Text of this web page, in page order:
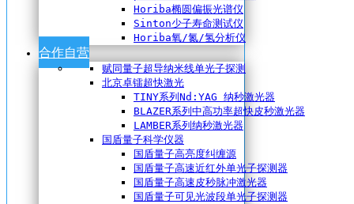
Horiba椭圆偏振光谱仪
Sinton少子寿命测试仪
Horiba氧/氮/氢分析仪
合作自营
赋同量子超导纳米线单光子探测
北京卓镭超快激光
TINY系列Nd:YAG 纳秒激光器
BLAZER系列中高功率超快皮秒激光器
LAMBER系列纳秒激光器
国盾量子科学仪器
国盾量子高亮度纠缠源
国盾量子高速近红外单光子探测器
国盾量子高速皮秒脉冲激光器
国盾量子可见光波段单光子探测器